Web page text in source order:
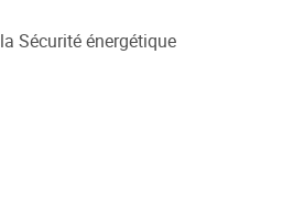
Sécurité énergétique